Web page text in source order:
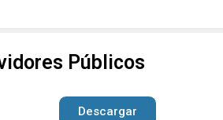
Públicos
Descargar